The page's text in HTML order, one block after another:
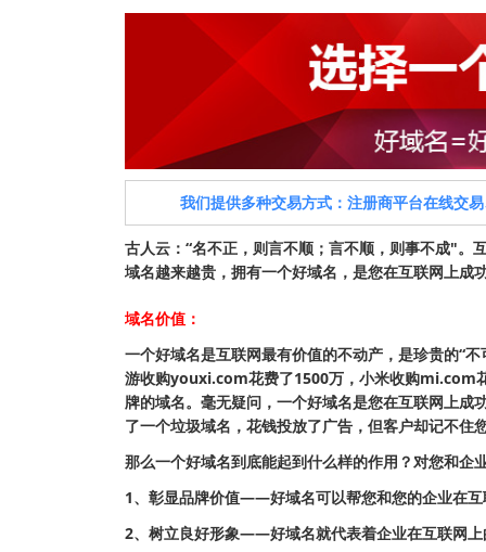
我们提供多种交易方式：注册商平台在线交
古人云：“名不正，则言不顺；言不顺，则事不成"
域名越来越贵，拥有一个好域名，是您在互联网上成
域名价值：
一个好域名是互联网最有价值的不动产，是珍贵的“
游收购youxi.com花费了1500万，小米收购mi.com
牌的域名。毫无疑问，一个好域名是您在互联网上成
了一个垃圾域名，花钱投放了广告，但客户却记不
那么一个好域名到底能起到什么样的作用？对您和企
1、彰显品牌价值——好域名可以帮您和您的企业在互
2、树立良好形象——好域名就代表着企业在互联网